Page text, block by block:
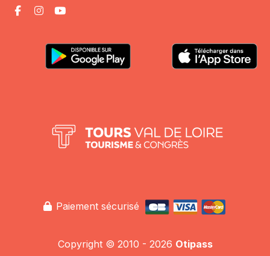
Paiement sécurisé
Copyright © 2010 - 2026 Otipass